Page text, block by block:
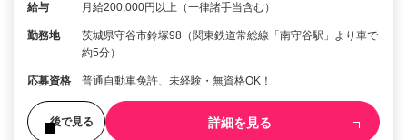
給与 月給200,000円以上（一律諸手当含む）
勤務地
茨城県守谷市鈴塚98（関東鉄道常総線「南守谷駅」より車で
約5分）
応募資格 普通自動車免許、未経験・無資格OK！
後で見る 詳細を見る